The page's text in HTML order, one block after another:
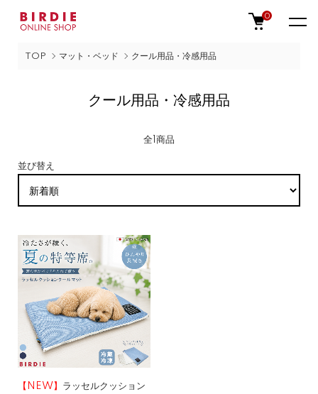
0
TOP マット・ベッド クール用品・冷感用品
クール用品・冷感用品
全1商品
並び替え
【NEW】 ラッセルクッション